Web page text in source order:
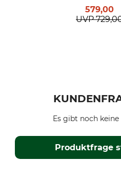
579,00
UVP
Produktfrage
Es gibt noch keine